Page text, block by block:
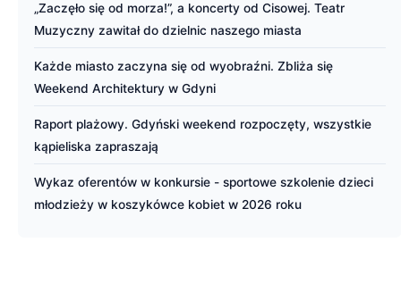
„Zaczęło się od morza!”, a koncerty od Cisowej. Teatr
Muzyczny zawitał do dzielnic naszego miasta
Każde miasto zaczyna się od wyobraźni. Zbliża się
Weekend Architektury w Gdyni
Raport plażowy. Gdyński weekend rozpoczęty, wszystkie
kąpieliska zapraszają
Wykaz oferentów w konkursie - sportowe szkolenie dzieci
młodzieży w koszykówce kobiet w 2026 roku